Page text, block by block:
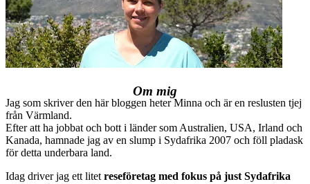
Om mig
Jag som skriver den här bloggen heter Minna och är en reslusten tjej
från Värmland.
Efter att ha jobbat och bott i länder som Australien, USA, Irland och
Kanada, hamnade jag av en slump i Sydafrika 2007 och föll pladask
för detta underbara land.
Idag driver jag ett litet reseföretag med fokus på just Sydafrika